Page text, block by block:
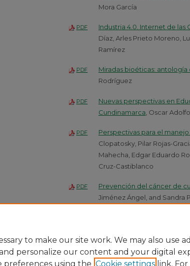
Mora García
PDF Industria 4.0. Internet de las
Díaz, Arles Prieto Moreno,
Ramírez
PDF Miradas bioéticas:
Rodríguez
PDF
Nuevas perspectivas en
Cundinamarca , Oscar
PDF Perspectivas para el
Clopatosky, Pilar Rojas-
Mahecha, Edgar Eduardo
Cruz-Castiblanco
PDF Prevención del cáncer de
Jiménez Ángel, and Sandra
to make our site work. We may also use
personalize our content and your digital
preferences using the Cookie settings link.